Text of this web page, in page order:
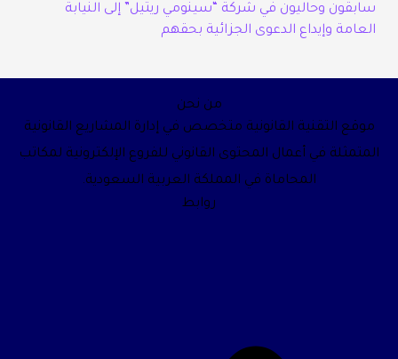
سابقون وحاليون في شركة “سينومي ريتيل” إلى النيابة
العامة وإيداع الدعوى الجزائية بحقهم
من نحن
موقع التقنية القانونية متخصص في إدارة المشاريع القانونية
المتمثلة في أعمال المحتوى القانوني للفروع الإلكترونية لمكاتب
المحاماة في المملكة العربية السعودية.
روابط